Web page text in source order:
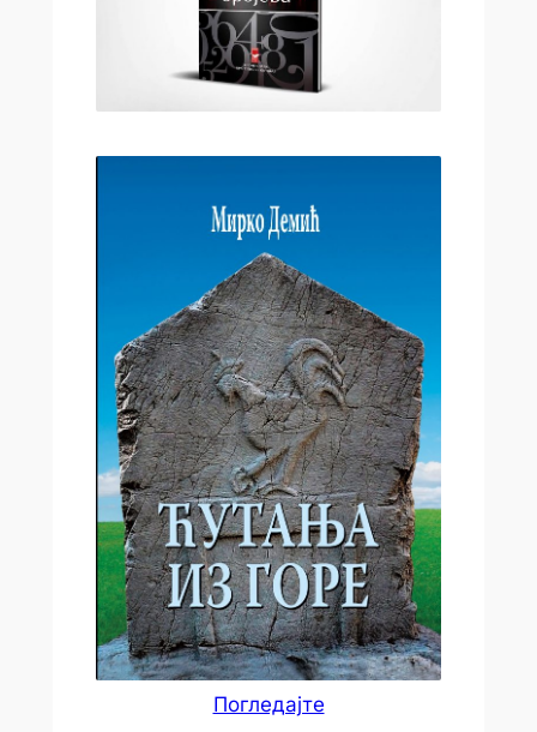
Погледајте